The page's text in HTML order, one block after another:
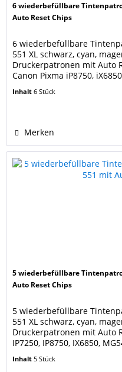
6 wiederbefüllbare
Auto Reset Chips
6 wiederbefüllbare
551 XL schwarz, cyan,
Druckerpatronen mit Auto
Canon Pixma iP8750,
Canon Druckerpatronen
Inhalt6 Stück
Merken
5 wiederbefüllbare
Auto Reset Chips
5 wiederbefüllbare
551 XL schwarz, cyan,
Druckerpatronen mit Auto
IP7250, IP8750, IX6850,
MX925. Ersetzen die Canon
Inhalt5 Stück